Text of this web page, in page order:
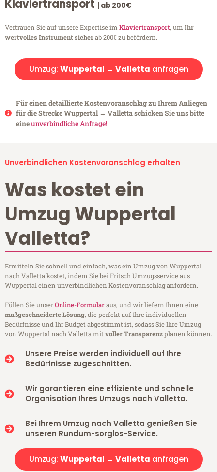
Klaviertransport | ab 200€
Vertrauen Sie auf unsere Expertise im Klaviertransport, um Ihr
wertvolles Instrument sicherab 200€ zu befördern.
Umzug: Wuppertal → Valletta anfragen
Für einen detaillierte Kostenvoranschlag zu Ihrem Anliegen
für die Strecke Wuppertal → Valletta schicken Sie uns bitte
eineunverbindliche Anfrage!
Unverbindlichen Kostenvoranschlag erhalten
Was kostet ein
Umzug Wuppertal
Valletta?
Ermitteln Sie schnell und einfach, was ein Umzug von Wuppertal
nach Valletta kostet, indem Sie bei Fritsch Umzugsservice aus
Wuppertal einen unverbindlichen Kostenvoranschlag anfordern.
Füllen Sie unserOnline-Formularaus, und wir liefern Ihnen eine
maßgeschneiderte Lösung, die perfekt auf Ihre individuellen
Bedürfnisse und Ihr Budget abgestimmt ist, sodass Sie Ihre Umzug
von Wuppertal nach Valletta mitvoller Transparenzplanen können.
Unsere Preise werden individuell auf Ihre
Bedürfnisse zugeschnitten.
Wir garantieren eine effiziente und schnelle
Organisation Ihres Umzugs nach Valletta.
Bei Ihrem Umzug nach Valletta genießen Sie
unseren Rundum-sorglos-Service.
Umzug: Wuppertal → Valletta anfragen